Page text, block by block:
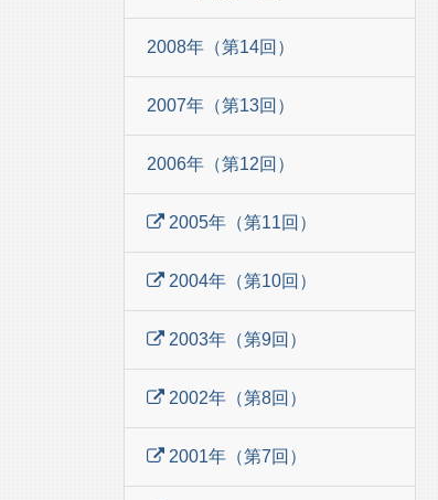
2008年（第14回）
2007年（第13回）
2006年（第12回）
2005年（第11回）
2004年（第10回）
2003年（第9回）
2002年（第8回）
2001年（第7回）